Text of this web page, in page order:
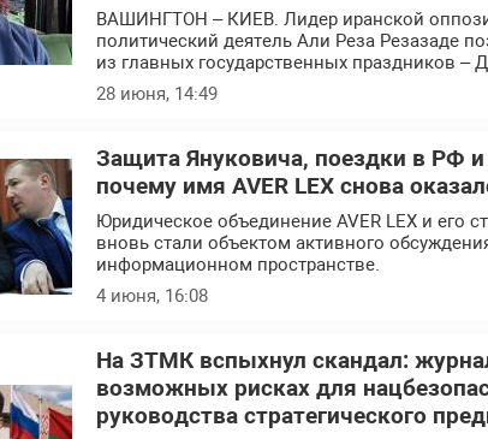
ВАШИНГТОН – КИЕВ. Лидер иранской
политический деятель Али Реза Резазаде
из главных государственных праздников –
28 июня, 14:49
Защита Януковича, поездки в РФ
почему имя AVER LEX снова
Юридическое объединение AVER LEX и его
вновь стали объектом активного
информационном пространстве.
4 июня, 16:08
На ЗТМК вспыхнул скандал:
возможных рисках для
руководства стратегического